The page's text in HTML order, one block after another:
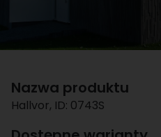
Nazwa produktu
Hallvor, ID: 0743S